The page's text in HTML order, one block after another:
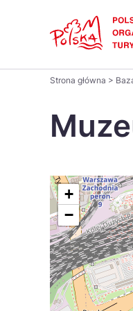
Parki
na
stronie
Strona główna >
+
−